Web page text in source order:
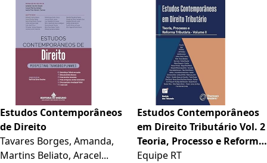
berbigão ... parcial de
agregado grosso e fino em
Estudos Contemporâneos
de Direito
Tavares Borges, Amanda,
Martins Beliato, Aracel...
Estudos Contemporâneos
em Direito Tributário Vol. 2
Teoria, Processo e Reforma
Tributária
Equipe RT